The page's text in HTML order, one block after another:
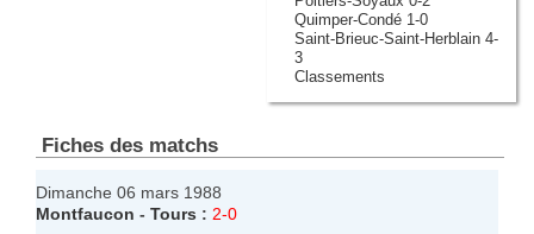
Quimper-Condé 1-0
Saint-Brieuc-Saint-Herblain 4-
3
Classements
Fiches des matchs
Dimanche 06 mars 1988
Montfaucon - Tours : 2-0